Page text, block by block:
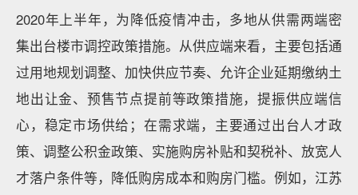
2020年上半年，为降低疫情冲击，多地从供需两端密
集出台楼市调控政策措施。从供应端来看，主要包括通
过用地规划调整、加快供应节奏、允许企业延期缴纳土
地出让金、预售节点提前等政策措施，提振供应端信
心，稳定市场供给；在需求端，主要通过出台人才政
策、调整公积金政策、实施购房补贴和契税补、放宽人
才落户条件等，降低购房成本和购房门槛。例如，江苏